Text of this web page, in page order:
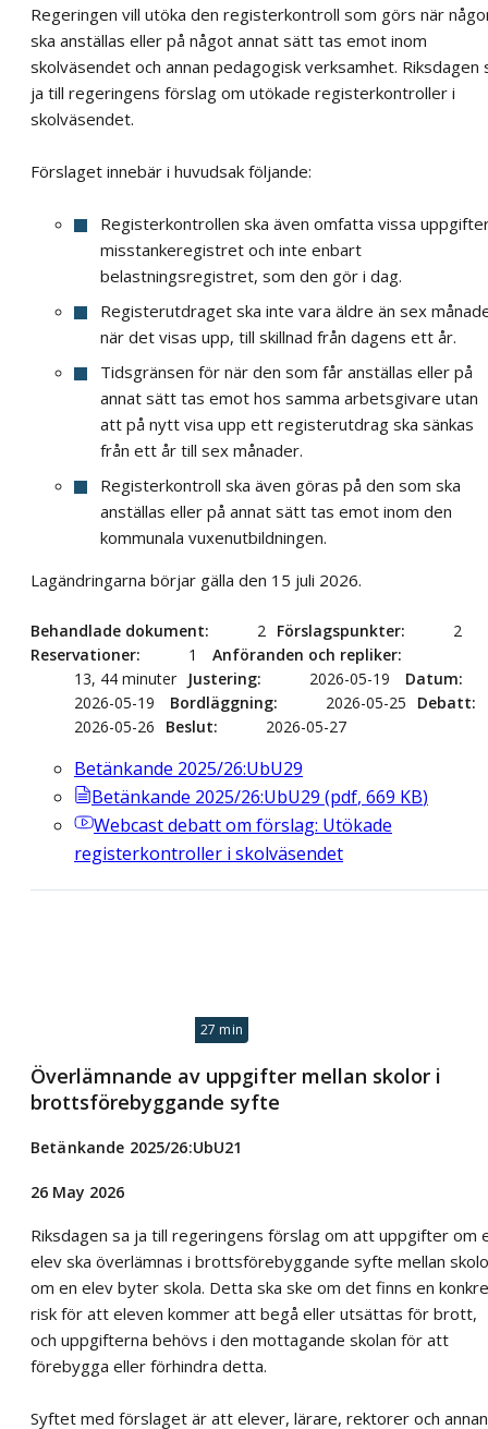
Regeringen vill utöka den registerkontroll som görs när
ska anställas eller på något annat sätt tas emot inom
skolväsendet och annan pedagogisk verksamhet. Riksdagen
ja till regeringens förslag om utökade registerkontroller i
skolväsendet.
Förslaget innebär i huvudsak följande:
Registerkontrollen ska även omfatta vissa
misstankeregistret och inte enbart
belastningsregistret, som den gör i dag.
Registerutdraget ska inte vara äldre än sex
när det visas upp, till skillnad från dagens ett år.
Tidsgränsen för när den som får anställas eller på
annat sätt tas emot hos samma arbetsgivare utan
att på nytt visa upp ett registerutdrag ska sänkas
från ett år till sex månader.
Registerkontroll ska även göras på den som ska
anställas eller på annat sätt tas emot inom den
kommunala vuxenutbildningen.
Lagändringarna börjar gälla den 15 juli 2026.
Behandlade dokument 2 Förslagspunkter
2
Reservationer
1
Anföranden och repliker
13, 44 minuter
Justering 2026-05-19
Datum
2026-05-19
Bordläggning 2026-05-25
Debatt
2026-05-26
Beslut 2026-05-27
Betänkande 2025/26:UbU29
Betänkande 2025/26:UbU29 (pdf, 669 KB)
Webcastdebatt om förslag: Utökade
registerkontroller i skolväsendet
27 min
Överlämnande av uppgifter mellan skolor i
brottsförebyggande syfte
Betänkande 2025/26:UbU21
26 May 2026
Riksdagen sa ja till regeringens förslag om att uppgifter om
elev ska överlämnas i brottsförebyggande syfte mellan
om en elev byter skola. Detta ska ske om det finns en
risk för att eleven kommer att begå eller utsättas för brott,
och uppgifterna behövs i den mottagande skolan för att
förebygga eller förhindra detta.
Syftet med förslaget är att elever, lärare, rektorer och annan